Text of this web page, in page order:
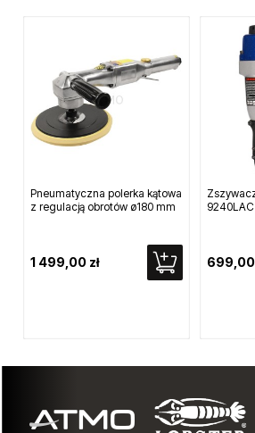
Pneumatyczna polerka kątowa
z regulacją obrotów ø180 mm
1 499,00 zł 699,00